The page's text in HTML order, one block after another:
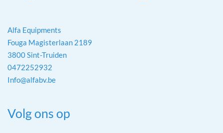
Alfa Equipments
Fouga Magisterlaan 2189
3800 Sint-Truiden
0472252932
Info@alfabv.be
Volg ons op